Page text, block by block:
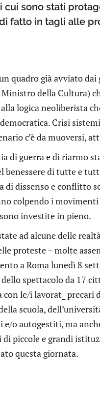
sono stati
fatto in tagli alle
quadro già avviato
della Cultura)
logica neoliberista
Crisi
c’è da muoversi,
di guerra e di riarmo
benessere di tutte e
dissenso e conflitto
colpendo i
investite in pieno.
ad alcune delle
proteste – molte
a Roma lunedì 8
spettacolo da 17
le/i lavorat_ precari
scuola,
o autogestiti, ma
piccole e grandi
questa giornata.